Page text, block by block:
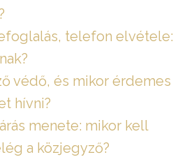
telefon elvétele:
védő, és mikor érdemes
hívni?
menete: mikor kell
a közjegyző?